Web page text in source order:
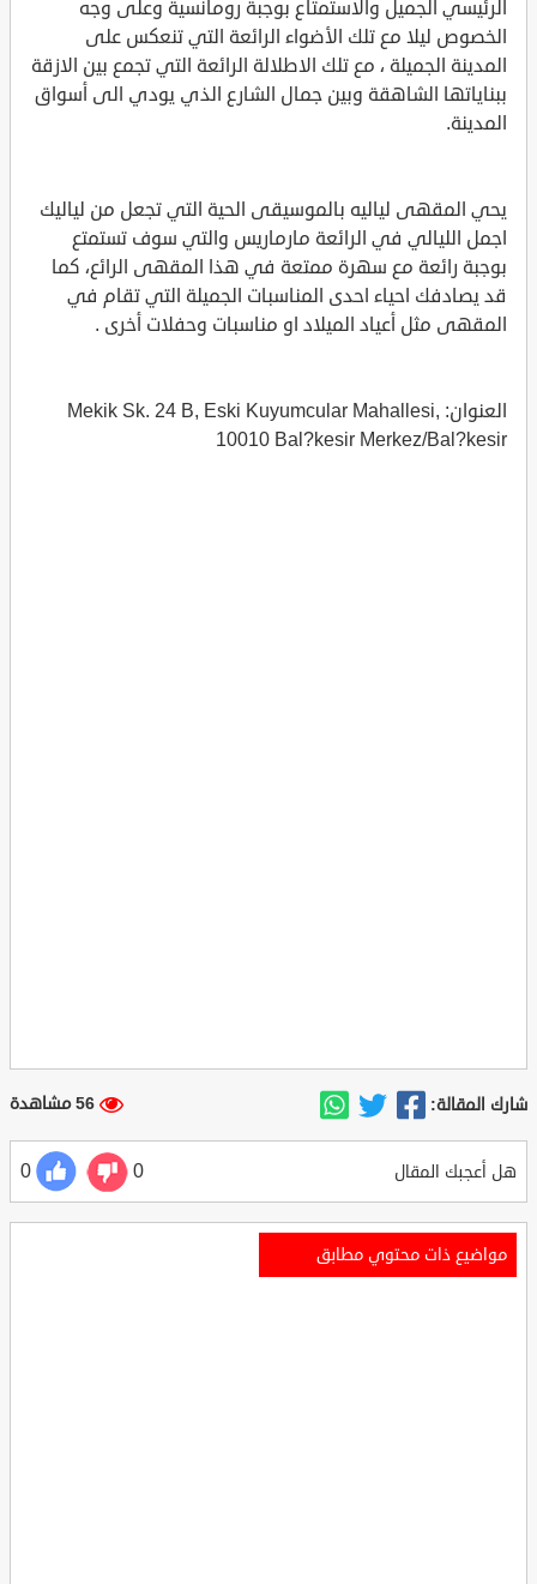
الرئيسي الجميل والاستمتاع بوجبة رومانسية وعلى وجه
الخصوص ليلا مع تلك الأضواء الرائعة التي تنعكس على
المدينة الجميلة ، مع تلك الاطلالة الرائعة التي تجمع بين الازقة
ببناياتها الشاهقة وبين جمال الشارع الذي يودي الى أسواق
المدينة.
يحي المقهى لياليه بالموسيقى الحية التي تجعل من لياليك
اجمل الليالي في الرائعة مارماريس والتي سوف تستمتع
بوجبة رائعة مع سهرة ممتعة في هذا المقهى الرائع، كما
قد يصادفك احياء احدى المناسبات الجميلة التي تقام في
المقهى مثل أعياد الميلاد او مناسبات وحفلات أخرى .
العنوان: Mekik Sk. 24 B, Eski Kuyumcular Mahallesi,
10010 Bal?kesir Merkez/Bal?kesir
شارك المقالة: 56 مشاهدة
هل أعجبك المقال 0
0
مواضيع ذات محتوي مطابق